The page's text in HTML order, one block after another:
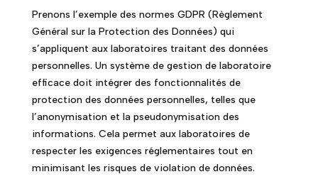
Prenons l’exemple des normes GDPR (Règlement
Général sur la Protection des Données) qui
s’appliquent aux laboratoires traitant des données
personnelles. Un système de gestion de laboratoire
efficace doit intégrer des fonctionnalités de
protection des données personnelles, telles que
l’anonymisation et la pseudonymisation des
informations. Cela permet aux laboratoires de
respecter les exigences réglementaires tout en
minimisant les risques de violation de données.